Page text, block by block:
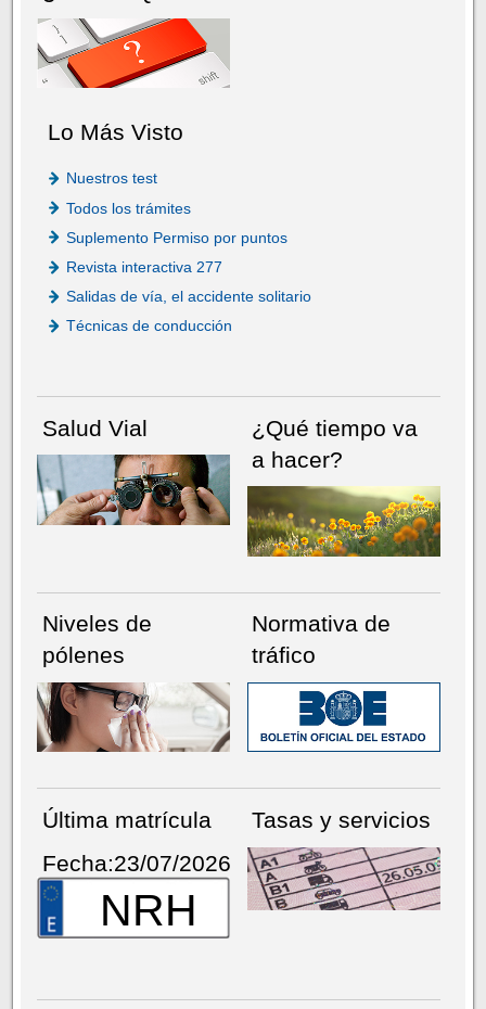
Lo Más Visto
Nuestros test
Todos los trámites
Suplemento Permiso por puntos
Revista interactiva 277
Salidas de vía, el accidente solitario
Técnicas de conducción
Salud Vial
¿Qué tiempo va
a hacer?
Niveles de
pólenes
Normativa de
tráfico
Última matrícula
Fecha:23/07/2026
NRH
Tasas y servicios